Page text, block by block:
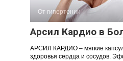
От гипертонии
Арсил Кардио в
АРСИЛ КАРДИО – мягкие
здоровья сердца и сосудов.